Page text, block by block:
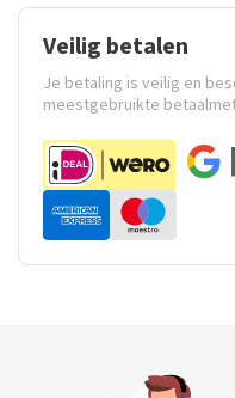
Veilig betalen
Je betaling is veilig en
meestgebruikte